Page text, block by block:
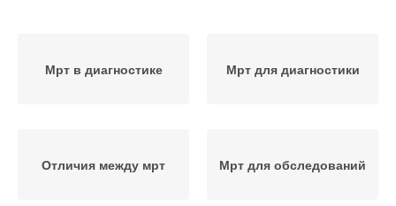
Мрт в диагностике Мрт для диагностики
Отличия между мрт Мрт для обследований